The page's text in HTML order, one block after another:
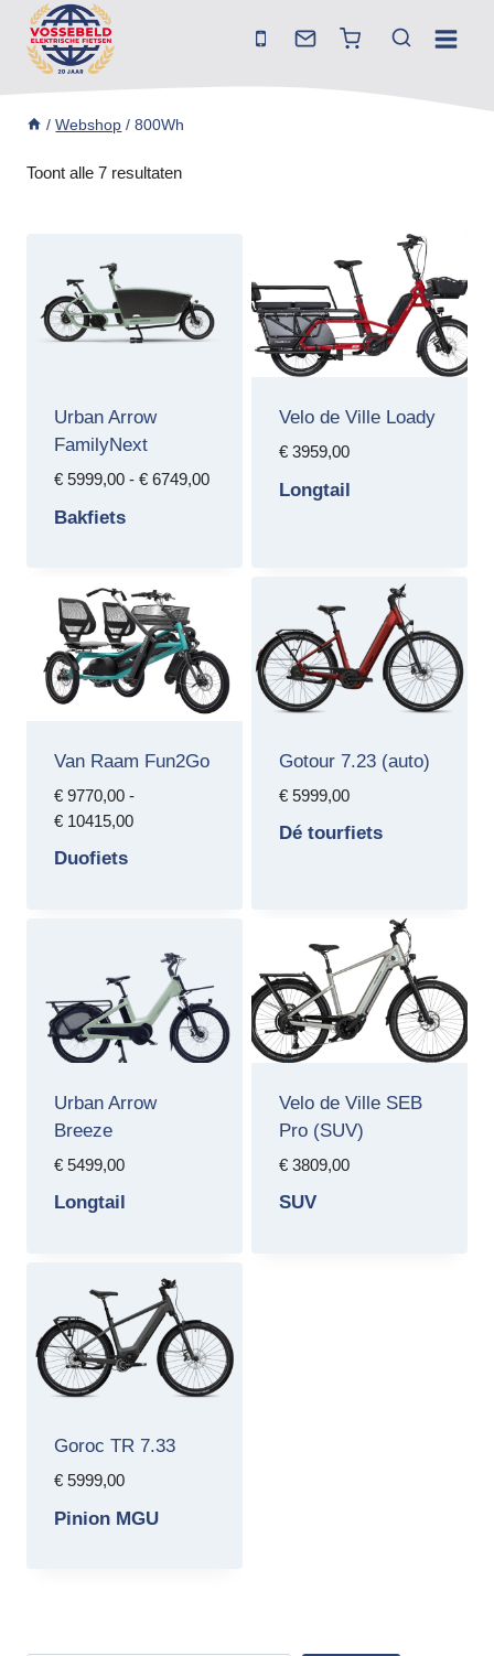
Doorgaan
naar
inhoud
/ Webshop / 800Wh
Toont alle 7 resultaten
Urban Arrow
FamilyNext
€5999,00 - €6749,00Prijsklasse:
Bakfiets
Velo de Ville Loady
€3959,00
Longtail
Van Raam Fun2Go
€9770,00 -
€10415,00Prijsklasse:
Duofiets
Gotour 7.23 (auto)
€5999,00
Dé tourfiets
Urban Arrow
Breeze
€5499,00
Longtail
Velo de Ville SEB
Pro (SUV)
€3809,00
SUV
Goroc TR 7.33
€5999,00
Pinion MGU